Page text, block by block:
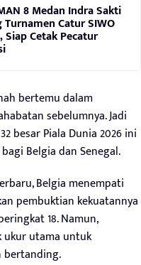
8 Medan Indra Sakti
Catur SIWO
Siap Cetak Pecatur
bertemu dalam
sebelumnya. Jadi
besar Piala Dunia 2026 ini
Belgia dan Senegal.
Belgia menempati
pembuktian kekuatannya
18. Namun,
ukur utama untuk
bertanding.